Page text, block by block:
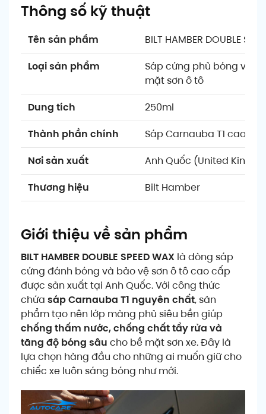
Thông số kỹ thuật
Tên sản phẩm
BILT HAMBER DOUBLE
Loại sản phẩm
Sáp cứng phủ bóng và
mặt sơn ô tô
Dung tích
250ml
Thành phần chính
Sáp Carnauba T1 cao
Nơi sản xuất
Anh Quốc (United
Thương hiệu
Bilt Hamber
Giới thiệu về sản phẩm
BILT HAMBER DOUBLE SPEED WAX là dòng sáp
cứng đánh bóng và bảo vệ sơn ô tô cao cấp
được sản xuất tại Anh Quốc. Với công thức
chứa sáp Carnauba T1 nguyên chất, sản
phẩm tạo nên lớp màng phủ siêu bền giúp
chống thấm nước, chống chất tẩy rửa và
tăng độ bóng sâu cho bề mặt sơn xe. Đây là
lựa chọn hàng đầu cho những ai muốn giữ cho
chiếc xe luôn sáng bóng như mới.